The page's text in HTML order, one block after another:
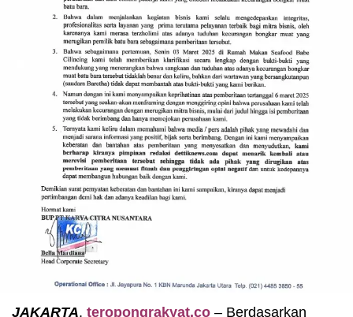
JAKARTA, teropongrakyat.co – Berdasarkan